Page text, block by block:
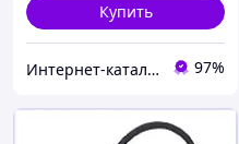
Купить
Интернет-катал​ог ск​​​​ид​​ок "OBNOVKA" 97%